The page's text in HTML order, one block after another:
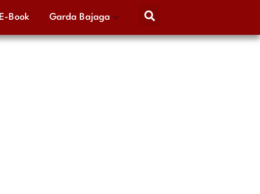
E-Book Garda Bajaga